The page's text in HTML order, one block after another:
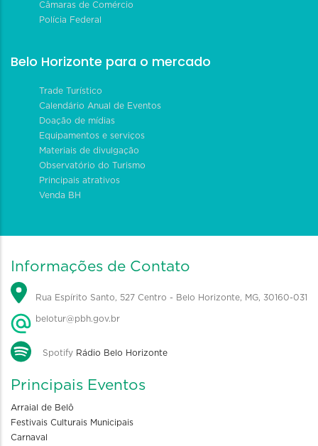
Câmaras de Comércio
Polícia Federal
Belo Horizonte para o mercado
Trade Turístico
Calendário Anual de Eventos
Doação de mídias
Equipamentos e serviços
Materiais de divulgação
Observatório do Turismo
Principais atrativos
Venda BH
Informações de Contato
Rua Espírito Santo, 527 Centro - Belo Horizonte, MG, 30160-031
belotur@pbh.gov.br
Spotify Rádio Belo Horizonte
Principais Eventos
Arraial de Belô
Festivais Culturais Municipais
Carnaval